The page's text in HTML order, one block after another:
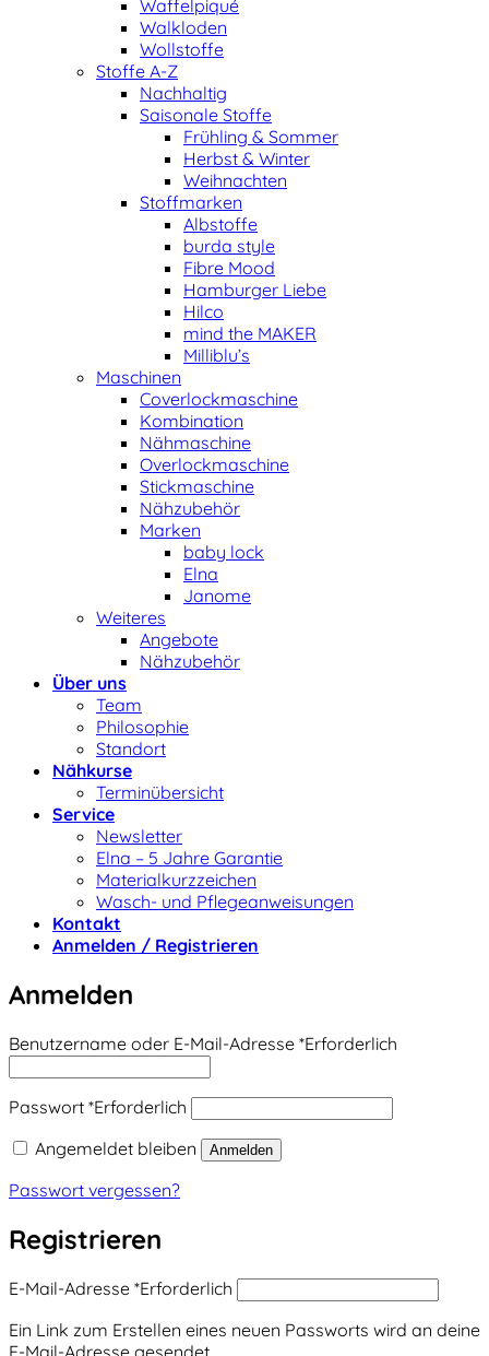
Waffelpiqué
Walkloden
Wollstoffe
Stoffe A-Z
Nachhaltig
Saisonale Stoffe
Frühling & Sommer
Herbst & Winter
Weihnachten
Stoffmarken
Albstoffe
burda style
Fibre Mood
Hamburger Liebe
Hilco
mind the MAKER
Milliblu’s
Maschinen
Coverlockmaschine
Kombination
Nähmaschine
Overlockmaschine
Stickmaschine
Nähzubehör
Marken
baby lock
Elna
Janome
Weiteres
Angebote
Nähzubehör
Über uns
Team
Philosophie
Standort
Nähkurse
Terminübersicht
Service
Newsletter
Elna – 5 Jahre Garantie
Materialkurzzeichen
Wasch- und Pflegeanweisungen
Kontakt
Anmelden / Registrieren
Anmelden
Benutzername oder E-Mail-Adresse *Erforderlich
Passwort *Erforderlich
Angemeldet bleiben
Anmelden
Passwort vergessen?
Registrieren
E-Mail-Adresse *Erforderlich
Ein Link zum Erstellen eines neuen Passworts wird an deine
E-Mail-Adresse gesendet.